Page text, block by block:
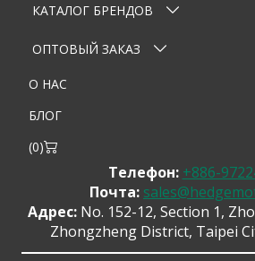
Тема
Отправить сообщение
КАТАЛОГ БРЕНДОВ
ОПТОВЫЙ ЗАКАЗ
О НАС
БЛОГ
(0)
Телефон: +886-
Почта:
Адрес:No. 152-12, Section 1,
Zhongzheng District, Taipei